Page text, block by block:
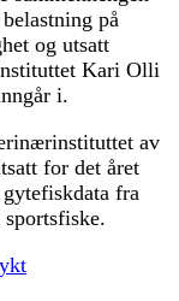
på
og utsatt
Kari Olli
i.
av
for det året
fra